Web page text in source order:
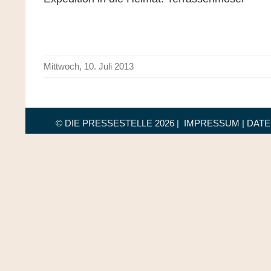
Mittwoch, 10. Juli 2013
© DIE PRESSESTELLE 2026 | IMPRESSUM |